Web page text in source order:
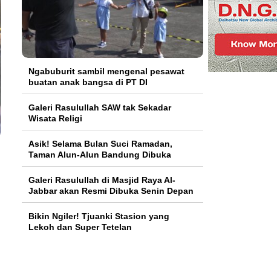
Ngabuburit sambil mengenal pesawat
buatan anak bangsa di PT DI
Galeri Rasulullah SAW tak Sekadar
Wisata Religi
Asik! Selama Bulan Suci Ramadan,
Taman Alun-Alun Bandung Dibuka
Galeri Rasulullah di Masjid Raya Al-
Jabbar akan Resmi Dibuka Senin Depan
Bikin Ngiler! Tjuanki Stasion yang
Lekoh dan Super Tetelan